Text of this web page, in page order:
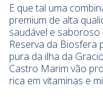
E que tal uma
premium de alta
saudável e
Reserva da Biosfera
pura da ilha da
Castro Marim vão
rica em vitaminas e